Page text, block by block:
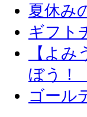
夏休み
ギフト
【よ
ぼう！
ゴール